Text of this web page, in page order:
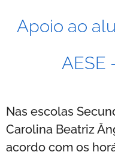
Apoio ao
AESE
Nas escolas
Carolina Beatriz
acordo com os